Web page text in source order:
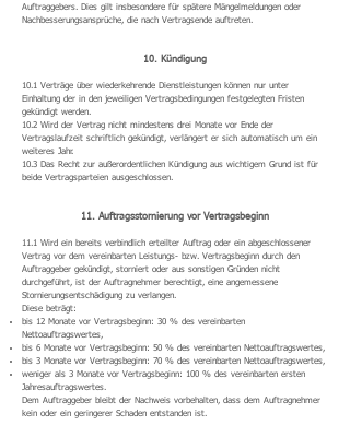
Auftraggebers. Dies gilt insbesondere für spätere Mängelmeldungen oder
Nachbesserungsansprüche, die nach Vertragsende auftreten.
10. Kündigung
10.1 Verträge über wiederkehrende Dienstleistungen können nur unter
Einhaltung der in den jeweiligen Vertragsbedingungen festgelegten Fristen
gekündigt werden.
10.2 Wird der Vertrag nicht mindestens drei Monate vor Ende der
Vertragslaufzeit schriftlich gekündigt, verlängert er sich automatisch um ein
weiteres Jahr.
10.3 Das Recht zur außerordentlichen Kündigung aus wichtigem Grund ist für
beide Vertragsparteien ausgeschlossen.
11. Auftragsstornierung vor Vertragsbeginn
11.1 Wird ein bereits verbindlich erteilter Auftrag oder ein abgeschlossener
Vertrag vor dem vereinbarten Leistungs- bzw. Vertragsbeginn durch den
Auftraggeber gekündigt, storniert oder aus sonstigen Gründen nicht
durchgeführt, ist der Auftragnehmer berechtigt, eine angemessene
Stornierungsentschädigung zu verlangen.
Diese beträgt:
bis 12 Monate vor Vertragsbeginn: 30 % des vereinbarten
Nettoauftragswertes,
bis 6 Monate vor Vertragsbeginn: 50 % des vereinbarten Nettoauftragswertes,
bis 3 Monate vor Vertragsbeginn: 70 % des vereinbarten Nettoauftragswertes,
weniger als 3 Monate vor Vertragsbeginn: 100 % des vereinbarten ersten
Jahresauftragswertes.
Dem Auftraggeber bleibt der Nachweis vorbehalten, dass dem Auftragnehmer
kein oder ein geringerer Schaden entstanden ist.